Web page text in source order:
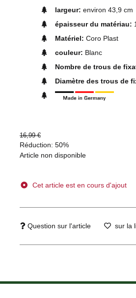
largeur: environ 43,9 cm
épaisseur du matériau:
Matériel: Coro Plast
couleur: Blanc
Nombre de trous de
Diamètre des trous de
16,99 €
Réduction: 50%
Article non disponible
Cet article est en cours d'ajout
Question sur l'article sur la